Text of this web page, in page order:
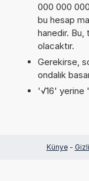
000 000
bu hesap
hanedir. Bu,
olacaktır.
Gerekirse,
ondalık
'√16' yerine
Künye-